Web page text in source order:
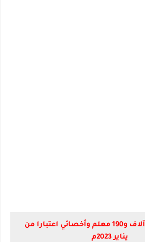
رسميا ترقية 9 آلاف و190 معلم وأخصائي اعتبارا من
يناير 2023م